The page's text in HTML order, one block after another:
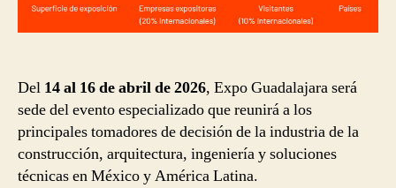
Del 14 al 16 de abril de 2026, Expo Guadalajara será
sede del evento especializado que reunirá a los
principales tomadores de decisión de la industria de la
construcción, arquitectura, ingeniería y soluciones
técnicas en México y América Latina.